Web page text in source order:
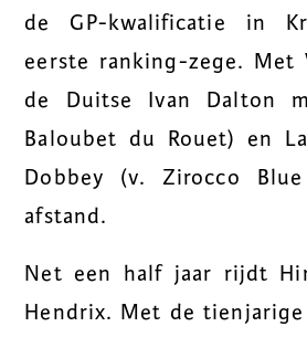
de GP-kwalificatie in
eerste ranking-zege.
de Duitse Ivan Dalton
Baloubet du Rouet) en
Dobbey (v. Zirocco
afstand.
Net een half jaar rijdt
Hendrix. Met de